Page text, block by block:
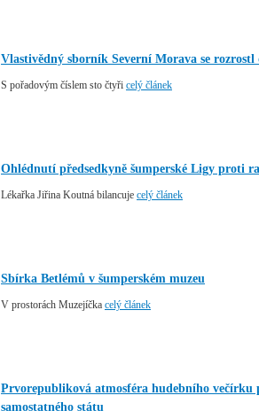
Vlastivědný sborník Severní Morava se rozrostl
S pořadovým číslem sto čtyři celý článek
Ohlédnutí předsedkyně šumperské Ligy proti
Lékařka Jiřina Koutná bilancuje celý článek
Sbírka Betlémů v šumperském muzeu
V prostorách Muzejíčka celý článek
Prvorepubliková atmosféra hudebního večírku
samostatného státu